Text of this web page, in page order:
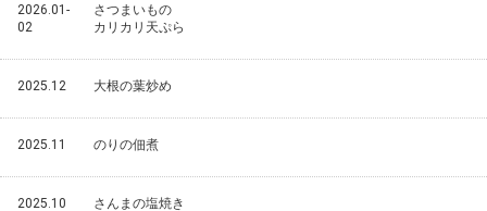
2026.01-
02
さつまいもの
カリカリ天ぷら
2025.12 大根の葉炒め
2025.11 のりの佃煮
2025.10 さんまの塩焼き